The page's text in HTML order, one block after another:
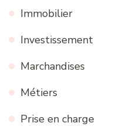
Immobilier
Investissement
Marchandises
Métiers
Prise en charge